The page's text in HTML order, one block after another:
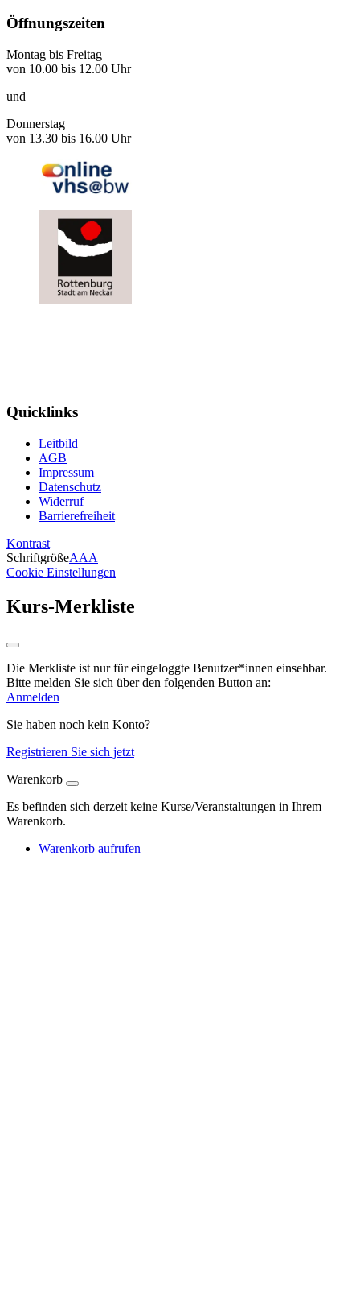
Öffnungszeiten
Montag bis Freitag
von 10.00 bis 12.00 Uhr
und
Donnerstag
von 13.30 bis 16.00 Uhr
Quicklinks
Leitbild
AGB
Impressum
Datenschutz
Widerruf
Barrierefreiheit
Kontrast
SchriftgrößeAAA
Cookie Einstellungen
Kurs-Merkliste
Die Merkliste ist nur für eingeloggte Benutzer*innen einsehbar.
Bitte melden Sie sich über den folgenden Button an:
Anmelden
Sie haben noch kein Konto?
Registrieren Sie sich jetzt
Warenkorb
Es befinden sich derzeit keine Kurse/Veranstaltungen in Ihrem
Warenkorb.
Warenkorb aufrufen